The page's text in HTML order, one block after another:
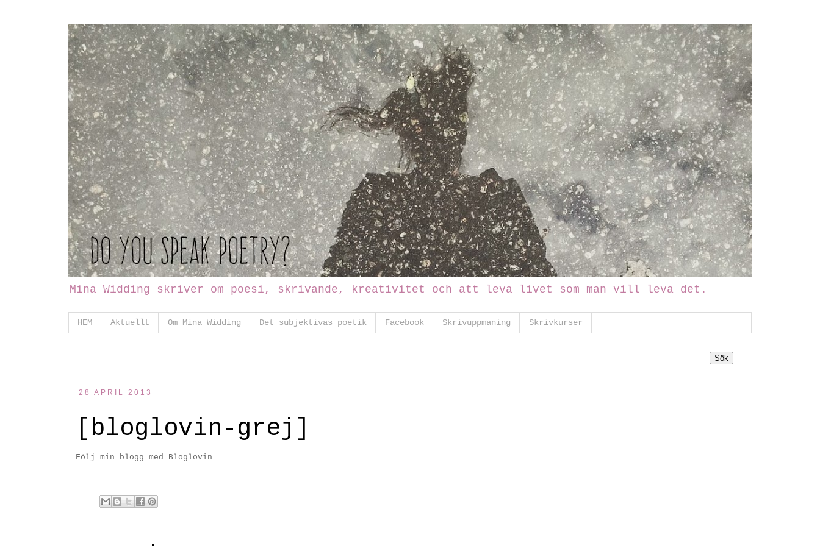
Mina Widding skriver om poesi, skrivande, kreativitet och att leva livet som man vill leva det.
HEM Aktuellt Om Mina Widding Det subjektivas poetik Facebook Skrivuppmaning Skrivkurser
28 APRIL 2013
[bloglovin-grej]
Följ min blogg med Bloglovin